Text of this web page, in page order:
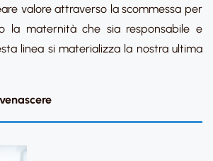
valore attraverso la scommessa per
la maternità che sia responsabile e
linea si materializza la nostra ultima